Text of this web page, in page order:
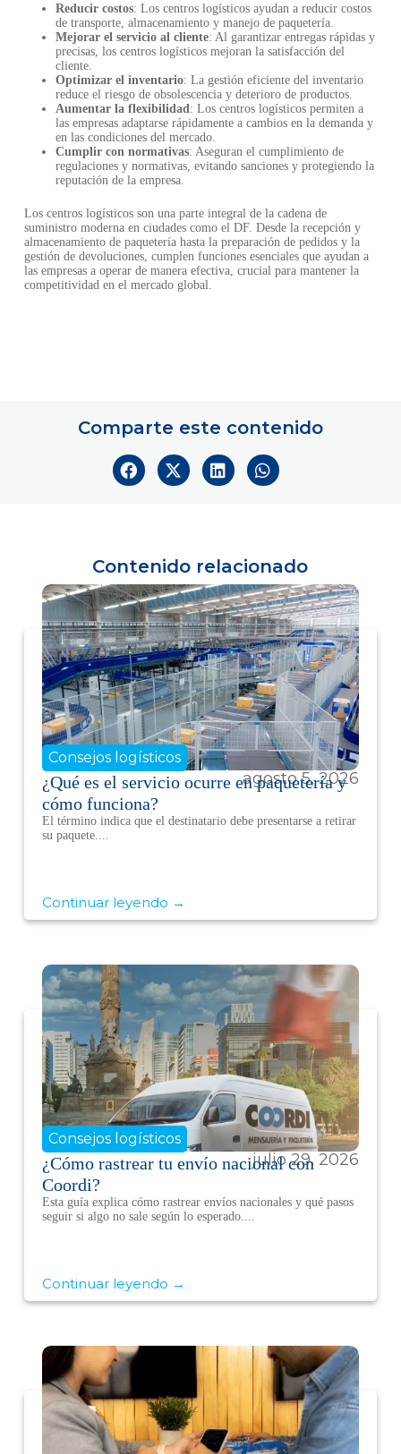
Reducir costos: Los centros logísticos ayudan a reducir costos
de transporte, almacenamiento y manejo de paquetería.
Mejorar el servicio al cliente: Al garantizar entregas rápidas y
precisas, los centros logísticos mejoran la satisfacción del
cliente.
Optimizar el inventario: La gestión eficiente del inventario
reduce el riesgo de obsolescencia y deterioro de productos.
Aumentar la flexibilidad: Los centros logísticos permiten a
las empresas adaptarse rápidamente a cambios en la demanda y
en las condiciones del mercado.
Cumplir con normativas: Aseguran el cumplimiento de
regulaciones y normativas, evitando sanciones y protegiendo la
reputación de la empresa.
Los centros logísticos son una parte integral de la cadena de
suministro moderna en ciudades como el DF. Desde la recepción y
almacenamiento de paquetería hasta la preparación de pedidos y la
gestión de devoluciones, cumplen funciones esenciales que ayudan a
las empresas a operar de manera efectiva, crucial para mantener la
competitividad en el mercado global.
Comparte este contenido
Contenido relacionado
agosto 5, 2026
Consejos logísticos
¿Qué es el servicio ocurre en paquetería y
cómo funciona?
El término indica que el destinatario debe presentarse a retirar
su paquete....
Continuar leyendo →
julio 29, 2026
Consejos logísticos
¿Cómo rastrear tu envío nacional con
Coordi?
Esta guía explica cómo rastrear envíos nacionales y qué pasos
seguir si algo no sale según lo esperado....
Continuar leyendo →